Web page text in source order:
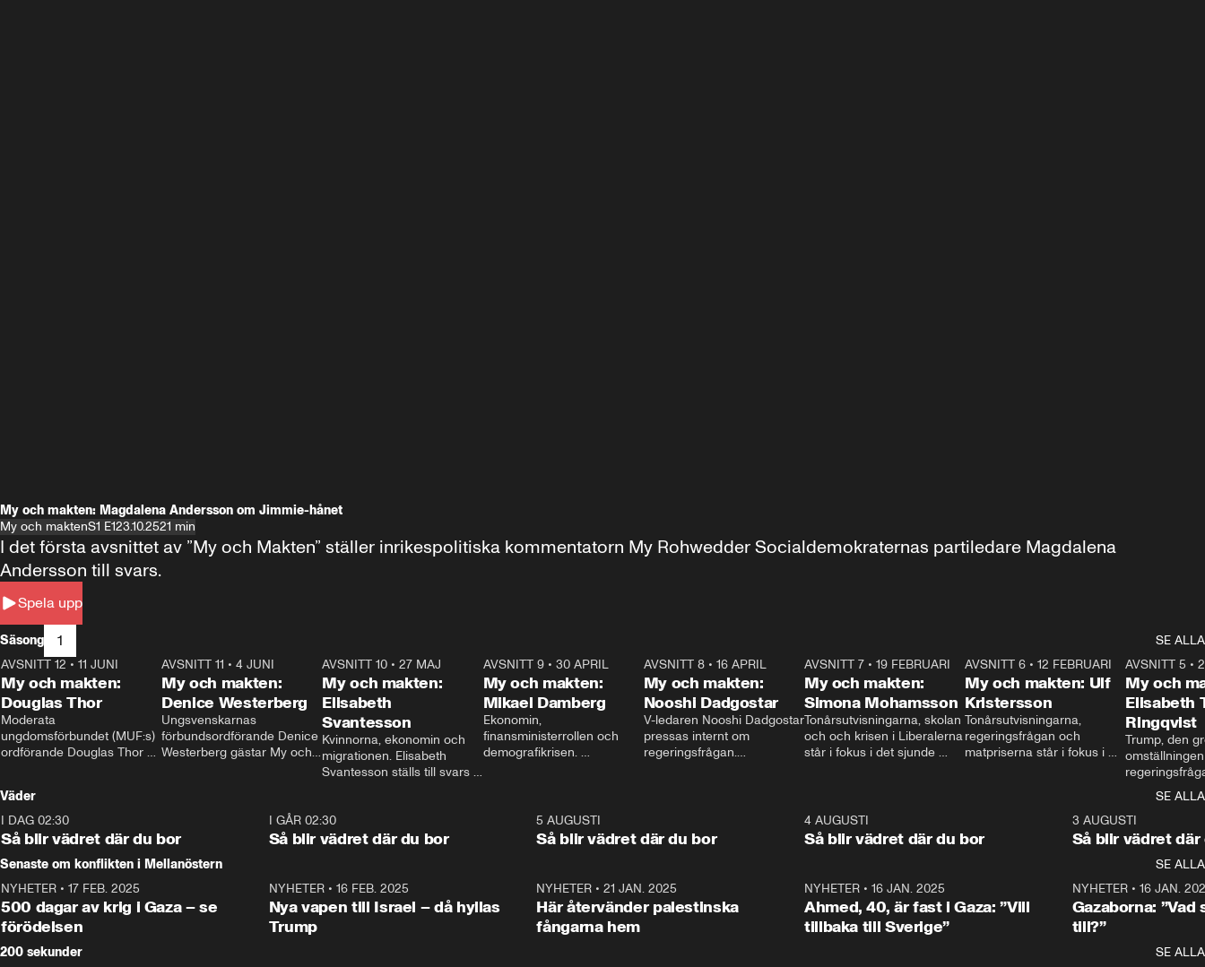
My och makten: Magdalena Andersson om Jimmie-hånet
My och maktenS1 E123.10.2521 min
Spela upp
I det första avsnittet av ”My och Makten” ställer inrikespolitiska kommentatorn My Rohwedder Socialdemokraternas partiledare Magdalena
Andersson till svars.
Säsong 1
SE ALLA
26:27
AVSNITT 12 • 11 JUNI
My och makten:
Douglas Thor
Moderata
ungdomsförbundet (MUF:s)
ordförande Douglas Thor
tonårsutvisningarna och hur
Moderaterna ska locka
väljare till valet i höst.
23:40
AVSNITT 11 •4 JUNI
My och makten:
Denice Westerberg
Ungsvenskarnas
förbundsordförande Denice
Westerberg gästar My och
AVSNITT 10 •27 MAJ
My och makten:
Elisabeth
Svantesson
Kvinnorna, ekonomin och
migrationen. Elisabeth
Svantesson ställs till svars
AVSNITT 9• 30 APRIL
My och makten:
Mikael Damberg
Ekonomin,
finansministerrollen och
demografikrisen.
och Makten.
AVSNITT 8• 16 APRIL
My och makten:
Nooshi Dadgostar
V-ledaren Nooshi Dadgostar
pressas internt om
regeringsfrågan.
– Vi ställer upp i val. Ska vi
vara med så sitter vi förstås
24:30
AVSNITT 7• 19 FEBRUARI
My och makten:
Simona Mohamsson
Tonårsutvisningarna, skolan
och och krisen i Liberalerna
står i fokus i det sjunde
kommentator My
Rohwedder ställer
utbildnings- och
Mohamsson till svars.
27:30
AVSNITT 6 •12 FEBRUARI
My och makten: Ulf
Kristersson
Tonårsutvisningarna,
regeringsfrågan och
matpriserna står i fokus i
Rohwedder ställer
statsminister Ulf Kristersson
AVSNITT 5 •
My och
Elisabeth
Ringqvist
Trump, den
centrum i
avsnittet av
Makten”. Se
Aftonbladets
Rohwedder
Thand Ring
Väder
SE ALLA
I DAG 02:30
Så blir vädret där du bor
1:06
I GÅR 02:30
Så blir vädret där du bor
5 AUGUSTI
Så blir vädret där du bor
4 AUGUSTI
Så blir vädret där du bor
3 AUGUSTI
Så blir vädret där
Senaste om konflikten i Mellanöstern
SE ALLA
NYHETER • 17 FEB. 2025
500 dagar av krig i Gaza – se
förödelsen
NYHETER• 16 FEB. 2025
Nya vapen till Israel – då hyllas
Trump
NYHETER •21 JAN. 2025
Här återvänder palestinska
fångarna hem
NYHETER• 16 JAN. 2025
Ahmed, 40, är fast i Gaza: ”Vill
tillbaka till Sverige”
NYHETER• 16 JAN.
Gazaborna:
till?”
200 sekunder
SE ALLA